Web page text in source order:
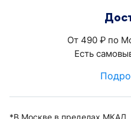
От 490 руб. по
Есть